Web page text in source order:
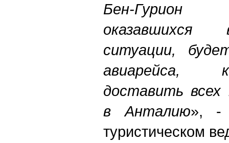
Бен-
оказавшихся
ситуации,
авиарейса,
доставить всех
в Анталию», -
туристическом